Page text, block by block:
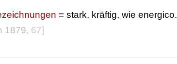
= stark, kräftig, wie energico.
1879, 67]